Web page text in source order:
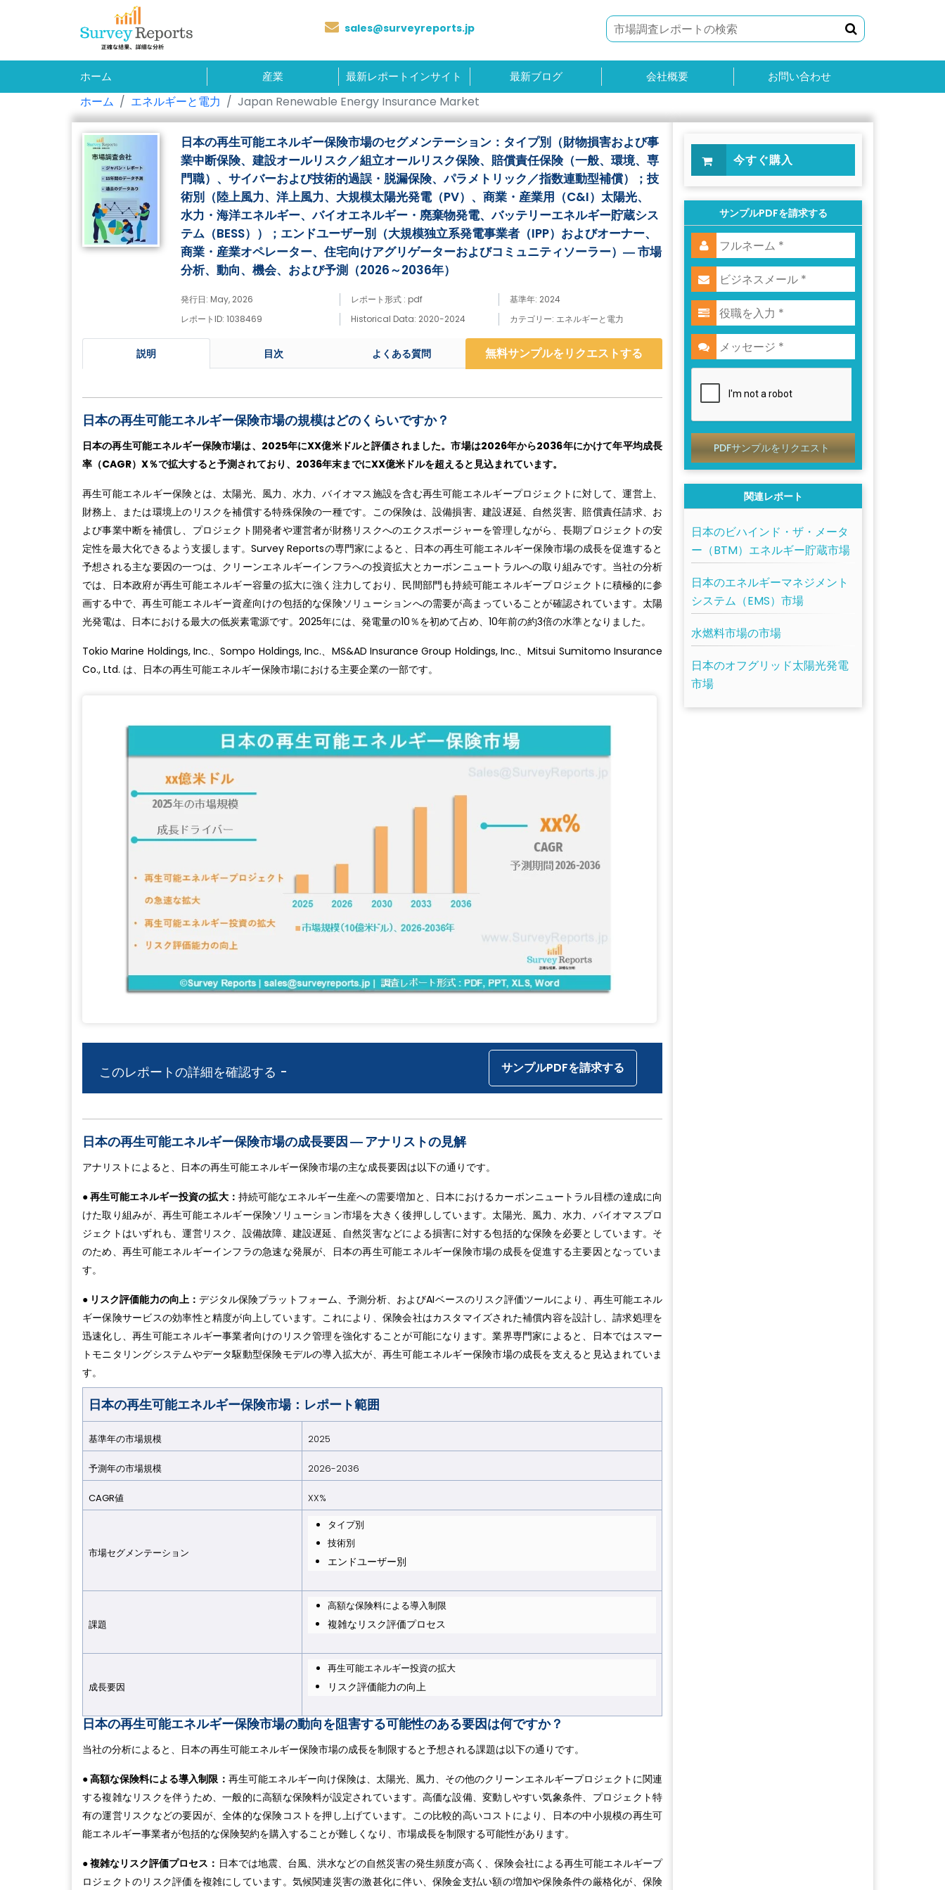
sales@surveyreports.jp
ホーム 産業 最新レポートインサイト 最新ブログ 会社概要 お問い合わせ
ホーム エネルギーと電力 Japan Renewable Energy Insurance Market
日本の再生可能エネルギー保険市場のセグメンテーション：タイプ別（財物損害および事
業中断保険、建設オールリスク／組立オールリスク保険、賠償責任保険（一般、環境、専
門職）、サイバーおよび技術的過誤・脱漏保険、パラメトリック／指数連動型補償）；技
術別（陸上風力、洋上風力、大規模太陽光発電（PV）、商業・産業用（C&I）太陽光、
水力・海洋エネルギー、バイオエネルギー・廃棄物発電、バッテリーエネルギー貯蔵シス
テム（BESS））；エンドユーザー別（大規模独立系発電事業者（IPP）およびオーナー、
商業・産業オペレーター、住宅向けアグリゲーターおよびコミュニティソーラー）― 市場
分析、動向、機会、および予測（2026～2036年）
発行日: May, 2026 レポート形式 : pdf
基準年: 2024
レポートID: 1038469
Historical Data: 2020-2024 カテゴリー: エネルギーと電力
説明 目次 よくある質問 無料サンプルをリクエストする
日本の再生可能エネルギー保険市場の規模はどのくらいですか？
日本の再生可能エネルギー保険市場は、2025年にXX億米ドルと評価されました。市場は2026年から2036年にかけて年平均成長
率（CAGR）X％で拡大すると予測されており、2036年末までにXX億米ドルを超えると見込まれています。
再生可能エネルギー保険とは、太陽光、風力、水力、バイオマス施設を含む再生可能エネルギープロジェクトに対して、運営上、
財務上、または環境上のリスクを補償する特殊保険の一種です。この保険は、設備損害、建設遅延、自然災害、賠償責任請求、お
よび事業中断を補償し、プロジェクト開発者や運営者が財務リスクへのエクスポージャーを管理しながら、長期プロジェクトの安
定性を最大化できるよう支援します。Survey Reportsの専門家によると、日本の再生可能エネルギー保険市場の成長を促進すると
予想される主な要因の一つは、クリーンエネルギーインフラへの投資拡大とカーボンニュートラルへの取り組みです。当社の分析
では、日本政府が再生可能エネルギー容量の拡大に強く注力しており、民間部門も持続可能エネルギープロジェクトに積極的に参
画する中で、再生可能エネルギー資産向けの包括的な保険ソリューションへの需要が高まっていることが確認されています。太陽
光発電は、日本における最大の低炭素電源です。2025年には、発電量の10％を初めて占め、10年前の約3倍の水準となりました。
Tokio Marine Holdings, Inc.、Sompo Holdings, Inc.、MS&AD Insurance Group Holdings, Inc.、Mitsui Sumitomo Insurance
Co., Ltd. は、日本の再生可能エネルギー保険市場における主要企業の一部です。
このレポートの詳細を確認する - サンプルPDFを請求する
日本の再生可能エネルギー保険市場の成長要因 ― アナリストの見解
アナリストによると、日本の再生可能エネルギー保険市場の主な成長要因は以下の通りです。
● 再生可能エネルギー投資の拡大： 持続可能なエネルギー生産への需要増加と、日本におけるカーボンニュートラル目標の達成に向
けた取り組みが、再生可能エネルギー保険ソリューション市場を大きく後押ししています。太陽光、風力、水力、バイオマスプロ
ジェクトはいずれも、運営リスク、設備故障、建設遅延、自然災害などによる損害に対する包括的な保険を必要としています。そ
のため、再生可能エネルギーインフラの急速な発展が、日本の再生可能エネルギー保険市場の成長を促進する主要因となっていま
す。
● リスク評価能力の向上： デジタル保険プラットフォーム、予測分析、およびAIベースのリスク評価ツールにより、再生可能エネル
ギー保険サービスの効率性と精度が向上しています。これにより、保険会社はカスタマイズされた補償内容を設計し、請求処理を
迅速化し、再生可能エネルギー事業者向けのリスク管理を強化することが可能になります。業界専門家によると、日本ではスマー
トモニタリングシステムやデータ駆動型保険モデルの導入拡大が、再生可能エネルギー保険市場の成長を支えると見込まれていま
す。
日本の再生可能エネルギー保険市場：レポート範囲
基準年の市場規模 2025
予測年の市場規模 2026-2036
CAGR値 XX%
市場セグメンテーション
タイプ別
技術別
エンドユーザー別
課題
高額な保険料による導入制限
複雑なリスク評価プロセス
成長要因
再生可能エネルギー投資の拡大
リスク評価能力の向上
日本の再生可能エネルギー保険市場の動向を阻害する可能性のある要因は何ですか？
当社の分析によると、日本の再生可能エネルギー保険市場の成長を制限すると予想される課題は以下の通りです。
● 高額な保険料による導入制限： 再生可能エネルギー向け保険は、太陽光、風力、その他のクリーンエネルギープロジェクトに関連
する複雑なリスクを伴うため、一般的に高額な保険料が設定されています。高価な設備、変動しやすい気象条件、プロジェクト特
有の運営リスクなどの要因が、全体的な保険コストを押し上げています。この比較的高いコストにより、日本の中小規模の再生可
能エネルギー事業者が包括的な保険契約を購入することが難しくなり、市場成長を制限する可能性があります。
● 複雑なリスク評価プロセス： 日本では地震、台風、洪水などの自然災害の発生頻度が高く、保険会社による再生可能エネルギープ
ロジェクトのリスク評価を複雑にしています。気候関連災害の激甚化に伴い、保険金支払い額の増加や保険条件の厳格化が、保険
今すぐ購入
サンプルPDFを請求する
PDFサンプルをリクエスト
関連レポート
日本のビハインド・ザ・メータ
ー（BTM）エネルギー貯蔵市場
日本のエネルギーマネジメント
システム（EMS）市場
水燃料市場の市場
日本のオフグリッド太陽光発電
市場